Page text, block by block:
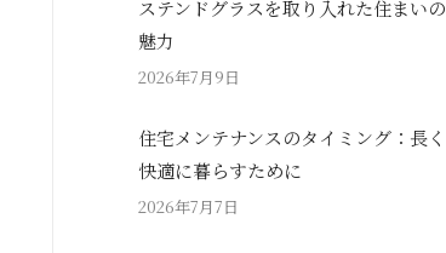
ステンドグラスを取り入れた住まいの
魅力
2026年7月9日
住宅メンテナンスのタイミング：長く
快適に暮らすために
2026年7月7日